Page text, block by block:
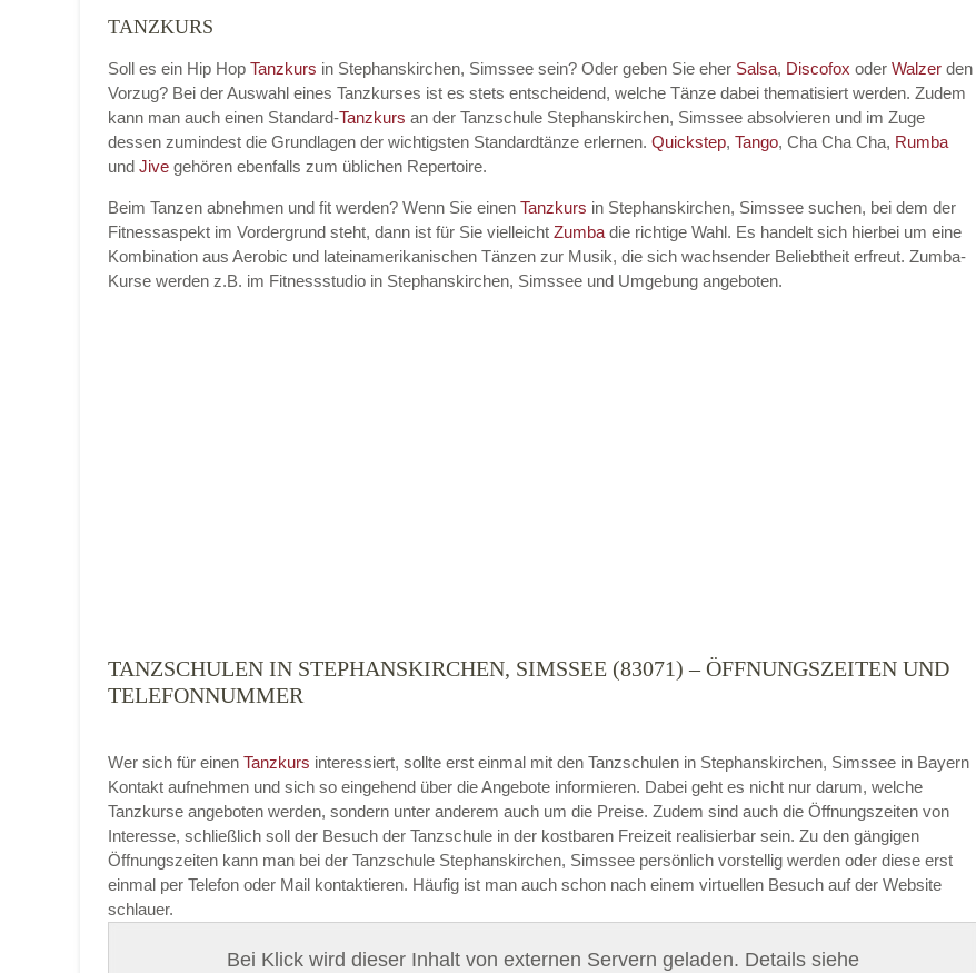
Kontakt E-Mail
Kontakt Telefonnummer
Mit Absenden der Daten akzeptiere ich die
ABSENDEN
TANZKURS
Soll es ein Hip Hop Tanzkurs in Stephanskirchen, Simssee sein? Oder geben Sie eher Salsa, Discofox oder Walzer den
Vorzug? Bei der Auswahl eines Tanzkurses ist es stets entscheidend, welche Tänze dabei thematisiert werden. Zudem
kann man auch einen Standard-Tanzkurs an der Tanzschule Stephanskirchen, Simssee absolvieren und im Zuge
dessen zumindest die Grundlagen der wichtigsten Standardtänze erlernen. Quickstep, Tango, Cha Cha Cha, Rumba
und Jive gehören ebenfalls zum üblichen Repertoire.
Beim Tanzen abnehmen und fit werden? Wenn Sie einen Tanzkurs in Stephanskirchen, Simssee suchen, bei dem der
Fitnessaspekt im Vordergrund steht, dann ist für Sie vielleicht Zumba die richtige Wahl. Es handelt sich hierbei um eine
Kombination aus Aerobic und lateinamerikanischen Tänzen zur Musik, die sich wachsender Beliebtheit erfreut. Zumba-
Kurse werden z.B. im Fitnessstudio in Stephanskirchen, Simssee und Umgebung angeboten.
TANZSCHULEN IN STEPHANSKIRCHEN, SIMSSEE (83071) – ÖFFNUNGSZEITEN UND
TELEFONNUMMER
Wer sich für einen Tanzkurs interessiert, sollte erst einmal mit den Tanzschulen in Stephanskirchen, Simssee in Bayern
Kontakt aufnehmen und sich so eingehend über die Angebote informieren. Dabei geht es nicht nur darum, welche
Tanzkurse angeboten werden, sondern unter anderem auch um die Preise. Zudem sind auch die Öffnungszeiten von
Interesse, schließlich soll der Besuch der Tanzschule in der kostbaren Freizeit realisierbar sein. Zu den gängigen
Öffnungszeiten kann man bei der Tanzschule Stephanskirchen, Simssee persönlich vorstellig werden oder diese erst
einmal per Telefon oder Mail kontaktieren. Häufig ist man auch schon nach einem virtuellen Besuch auf der Website
schlauer.
Bei Klick wird dieser Inhalt von externen Servern geladen. Details siehe